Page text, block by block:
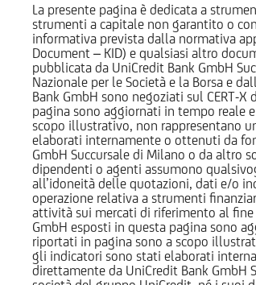
La presente pagina è dedicata a
strumenti a capitale non garantito o
informativa prevista dalla normativa
Document – KID) e qualsiasi altro
pubblicata da UniCredit Bank GmbH
Nazionale per le Società e la Borsa e
Bank GmbH sono negoziati sul CERT-
pagina sono aggiornati in tempo reale
scopo illustrativo, non rappresentano
elaborati internamente o ottenuti da
GmbH Succursale di Milano o da altro
dipendenti o agenti assumono
all’idoneità delle quotazioni, dati e/o
operazione relativa a strumenti
attività sui mercati di riferimento al fine
GmbH esposti in questa pagina sono
riportati in pagina sono a scopo
gli indicatori sono stati elaborati
direttamente da UniCredit Bank GmbH